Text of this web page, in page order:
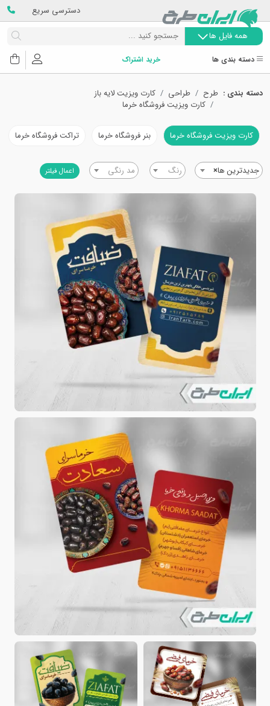
دسترسی سریع
همه فایل ها
دسته بندی ها خرید اشتراک
دسته بندی : طرح طراحی
کارت ویزیت لایه باز
کارت ویزیت فروشگاه خرما
کارت ویزیت فروشگاه خرما بنر فروشگاه خرما تراکت فروشگاه خرما
×جدیدترین ها رنگ مد رنگی اعمال فیلتر